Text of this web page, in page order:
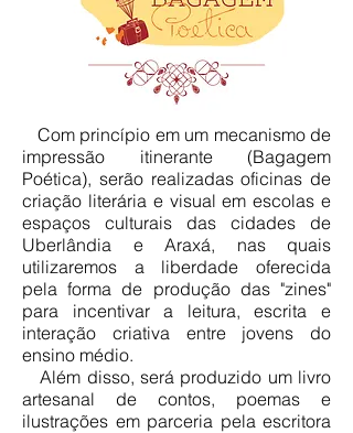
Com princípio em um mecanismo de
impressão itinerante (Bagagem
Poética), serão realizadas oficinas de
criação literária e visual em escolas e
espaços culturais das cidades de
Uberlândia e Araxá, nas quais
utilizaremos a liberdade oferecida
pela forma de produção das "zines"
para incentivar a leitura, escrita e
interação criativa entre jovens do
ensino médio.
Além disso, será produzido um livro
artesanal de contos, poemas e
ilustrações em parceria pela escritora